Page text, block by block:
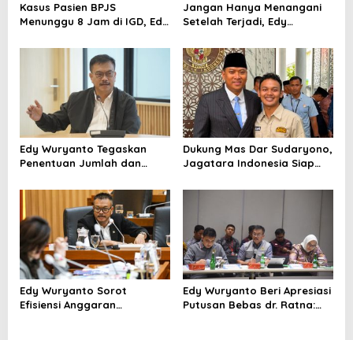
Kasus Pasien BPJS
Menunggu 8 Jam di IGD, Edy
dan Jaga Empati Tenaga
Jangan Hanya Menangani
Setelah Terjadi, Edy
Cegah PHK Sejak Dini
Edy Wuryanto Tegaskan
Penentuan Jumlah dan
Berdasarkan Data Penerima
Manfaat yang Valid
Dukung Mas Dar Sudaryono,
Jagatara Indonesia Siap
Gizi hingga Akar Rumput
Edy Wuryanto Sorot
Efisiensi Anggaran
Edy Wuryanto Beri Apresiasi
Putusan Bebas dr. Ratna: